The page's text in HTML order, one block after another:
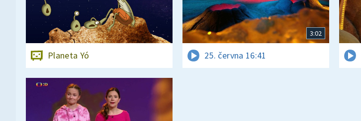
Planeta Yó
3:02
25. června 16:41